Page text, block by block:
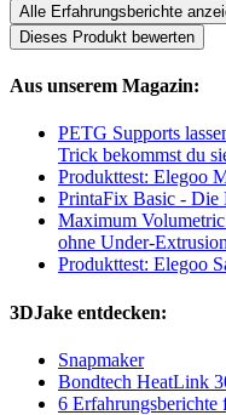
Alle Erfahrungsberichte
Dieses Produkt bewerten
Aus unserem Magazin:
PETG Supports
Trick bekommst du
Produkttest: Elegoo
PrintaFix Basic - Die
Maximum
ohne Under-
Produkttest: Elegoo
3DJake entdecken:
Snapmaker
Bondtech HeatLink
6